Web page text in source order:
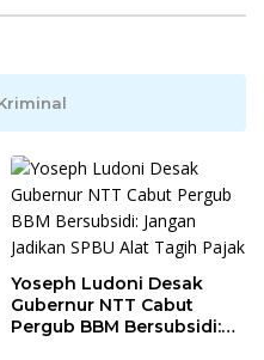
Yoseph Ludoni Desak
Gubernur NTT Cabut
Pergub BBM Bersubsidi: